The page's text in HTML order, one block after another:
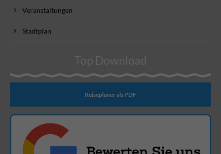
Veranstaltungen
Stadtplan
Top Download
Reiseplaner als PDF